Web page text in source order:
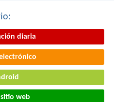
diaria
web